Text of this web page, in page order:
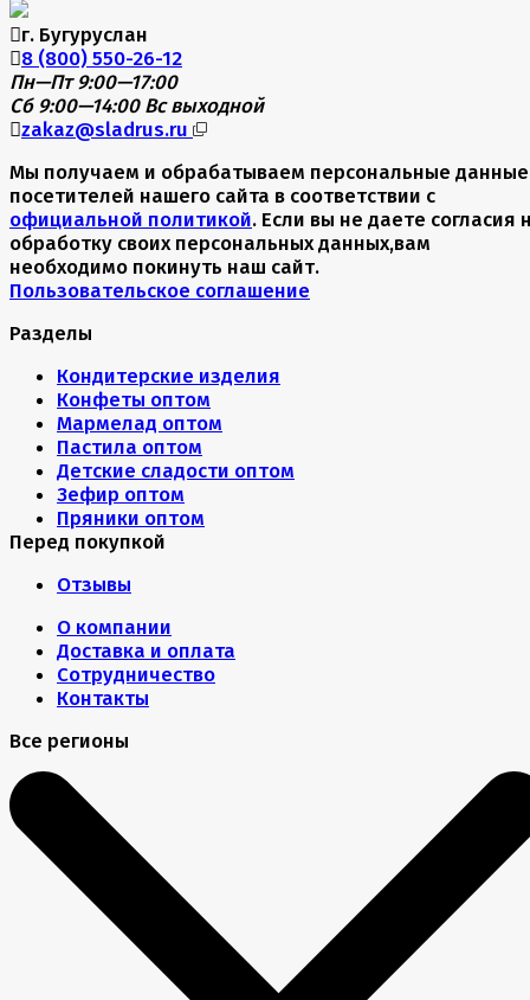
г. Бугуруслан
8 (800) 550-26-12
Пн—Пт 9:00—17:00
Сб 9:00—14:00 Вс выходной
zakaz@sladrus.ru
Мы получаем и обрабатываем персональные данные
посетителей нашего сайта в соответствии с
официальной политикой. Если вы не даете согласия
обработку своих персональных данных,вам
необходимо покинуть наш сайт.
Пользовательское соглашение
Разделы
Кондитерские изделия
Конфеты оптом
Мармелад оптом
Пастила оптом
Детские сладости оптом
Зефир оптом
Пряники оптом
Перед покупкой
Отзывы
О компании
Доставка и оплата
Сотрудничество
Контакты
Все регионы